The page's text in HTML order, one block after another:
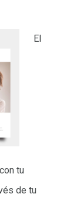
El
tu
de tu